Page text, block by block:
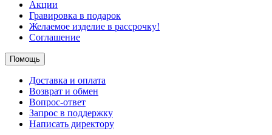
Акции
Гравировка в подарок
Желаемое изделие в рассрочку!
Соглашение
Помощь
Доставка и оплата
Возврат и обмен
Вопрос-ответ
Запрос в поддержку
Написать директору